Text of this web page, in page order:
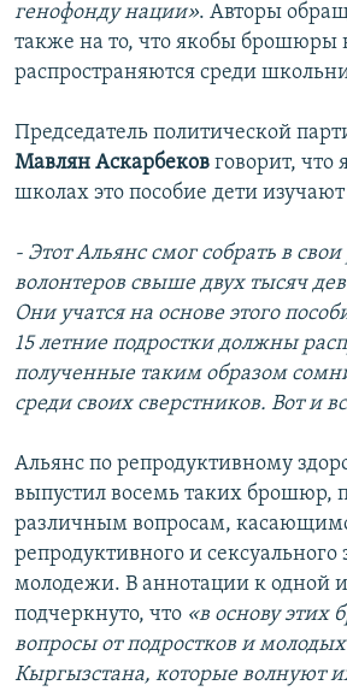
генофонду нации». Авторы
также на то, что якобы брошюры
распространяются среди
Председатель политической
Мавлян Аскарбеков говорит, что
школах это пособие дети изучают
- Этот Альянс смог собрать в
волонтеров свыше двух тысяч
Они учатся на основе этого
15 летние подростки должны
полученные таким образом
среди своих сверстников. Вот и
Альянс по репродуктивному
выпустил восемь таких брошюр,
различным вопросам,
репродуктивного и сексуального
молодежи. В аннотации к одной
подчеркнуто, что «в основу этих
вопросы от подростков и
Кыргызстана, которые волнуют